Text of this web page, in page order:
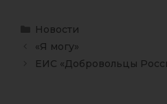
Новости
«Я могу»
ЕИС «Добровольцы